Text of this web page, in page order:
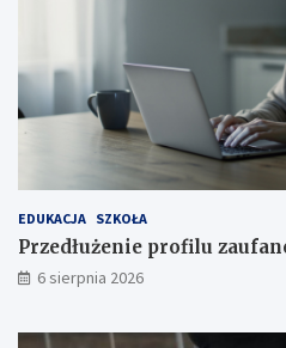
EDUKACJA SZKOŁA
Przedłużenie profilu
6 sierpnia 2026